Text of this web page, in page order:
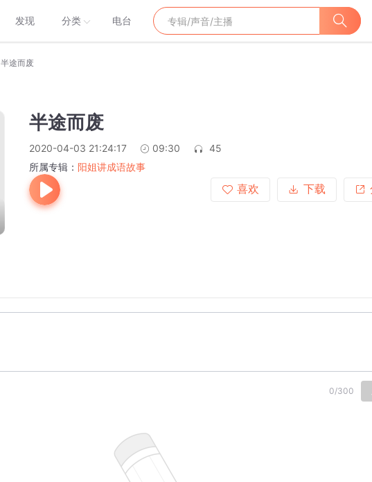
发现 分类 电台
半途而废
半途而废
2020-04-03 21:24:17 09:30
45
所属专辑： 阳姐讲成语故事
喜欢
下载
0/300